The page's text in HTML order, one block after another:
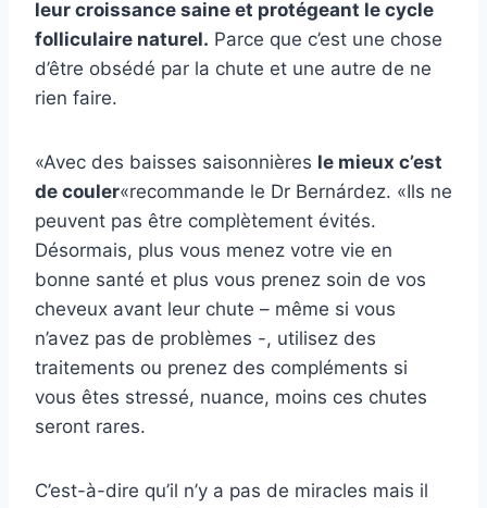
leur croissance saine et protégeant le cycle
folliculaire naturel. Parce que c’est une chose
d’être obsédé par la chute et une autre de ne
rien faire.
«Avec des baisses saisonnières le mieux c’est
de couler«recommande le Dr Bernárdez. «Ils ne
peuvent pas être complètement évités.
Désormais, plus vous menez votre vie en
bonne santé et plus vous prenez soin de vos
cheveux avant leur chute – même si vous
n’avez pas de problèmes -, utilisez des
traitements ou prenez des compléments si
vous êtes stressé, nuance, moins ces chutes
seront rares.
C’est-à-dire qu’il n’y a pas de miracles mais il